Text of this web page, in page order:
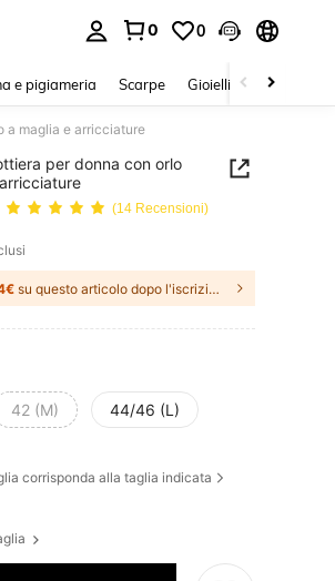
0 0
e pigiameria Scarpe Gioielli E Accessori
a maglia e arricciature
per donna con orlo
(14 Recensioni)
su questo articolo dopo l'iscrizione.
42 (M) 44/46 (L)
corrisponda alla taglia indicata